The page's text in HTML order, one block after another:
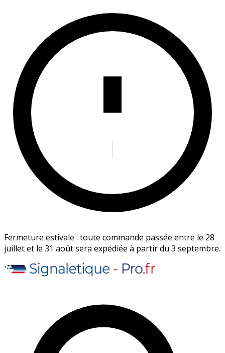
Fermeture estivale : toute commande passée entre le 28
juillet et le 31 août sera expédiée à partir du 3 septembre.